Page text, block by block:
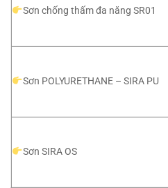
Sơn chống thấm đa năng SR01
Sơn POLYURETHANE – SIRA PU
Sơn SIRA OS